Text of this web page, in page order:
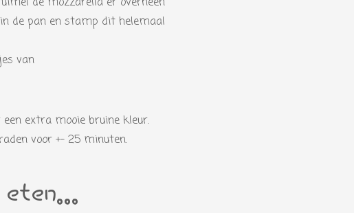
de pan en stamp dit helemaal
van
extra mooie bruine kleur.
voor +- 25 minuten.
eten...